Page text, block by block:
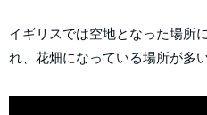
イギリスでは空地となった場所
れ、花畑になっている場所が多